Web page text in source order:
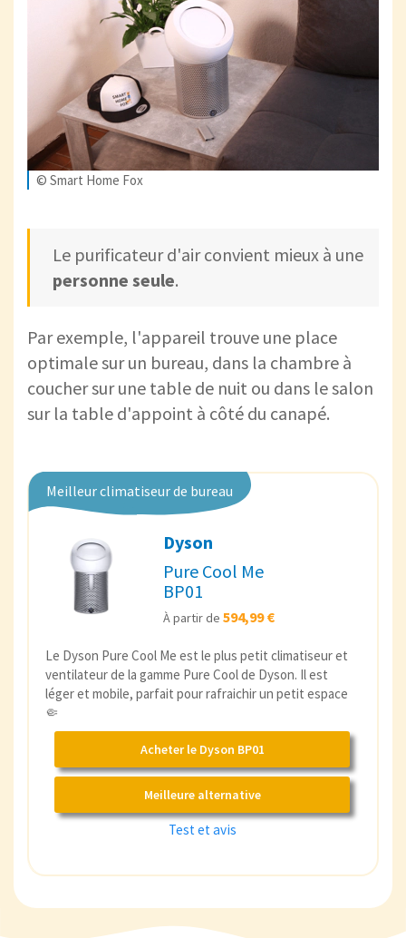
© Smart Home Fox
Le purificateur d'air convient mieux à une
personne seule.
Par exemple, l'appareil trouve une place
optimale sur un bureau, dans la chambre à
coucher sur une table de nuit ou dans le salon
sur la table d'appoint à côté du canapé.
Meilleur climatiseur de bureau
Dyson
Pure Cool Me
BP01
À partir de 594,99 €
Le Dyson Pure Cool Me est le plus petit climatiseur et
ventilateur de la gamme Pure Cool de Dyson. Il est
léger et mobile, parfait pour rafraichir un petit espace
🤏
Acheter le Dyson BP01
Meilleure alternative
Test et avis